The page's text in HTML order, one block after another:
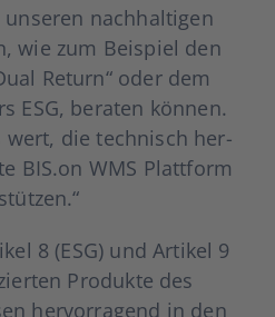
nach­hal­ti­gen
wie zum Bei­spiel den
Return“ oder dem
ESG, bera­ten kön­nen.
wert, die tech­nisch her­
BIS.on WMS Platt­form
8 (ESG) und Arti­kel 9
Pro­duk­te des
her­vor­ra­gend in den